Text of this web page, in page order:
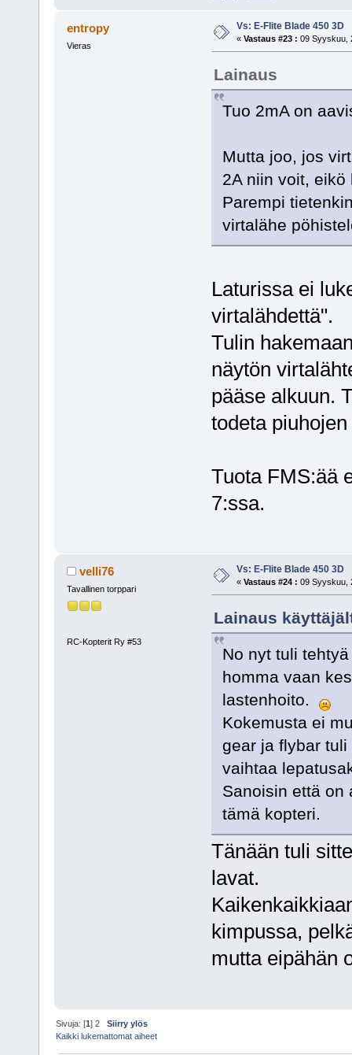
entropy
Vieras
Vs: E-Flite Blade 450 3D
« Vastaus #23 : 09 Syyskuu,
Lainaus
Tuo 2mA on
Mutta joo, jos
2A niin voit,
Parempi
virtalähe
Laturissa ei
virtalähdettä".
Tulin
näytön
pääse alkuun.
todeta
Tuota FMS:ää
7:ssa.
velli76
Tavallinen torppari
RC-Kopterit Ry #53
Vs: E-Flite Blade 450 3D
« Vastaus #24 : 09 Syyskuu,
Lainaus
No nyt tuli
homma vaan
lastenhoito.
Kokemusta ei
gear ja flybar
vaihtaa
Sanoisin että on
tämä kopteri.
Tänään tuli
lavat.
kimpussa,
mutta eipähän
Sivuja: [1]2
Siirry ylös
Kaikki lukemattomat aiheet